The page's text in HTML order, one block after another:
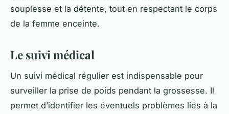
souplesse et la détente, tout en respectant le corps
de la femme enceinte.
Le suivi médical
Un suivi médical régulier est indispensable pour
surveiller la prise de poids pendant la grossesse. Il
permet d’identifier les éventuels problèmes liés à la